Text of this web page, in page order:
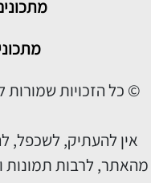
© כל הזכויות
אין להעתיק, לשכפל,
מהאתר, לרבות